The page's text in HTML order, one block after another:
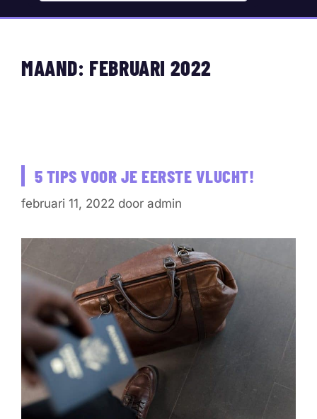
MAAND: FEBRUARI 2022
5 TIPS VOOR JE EERSTE VLUCHT!
februari 11, 2022 door admin